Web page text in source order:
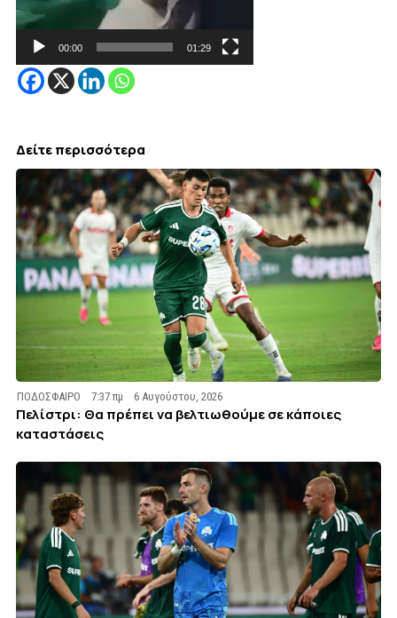
00:00 01:29
Δείτε περισσότερα
ΠΟΔΟΣΦΑΙΡΟ 7:37 πμ 6 Αυγούστου, 2026
Πελίστρι: Θα πρέπει να βελτιωθούμε σε κάποιες
καταστάσεις